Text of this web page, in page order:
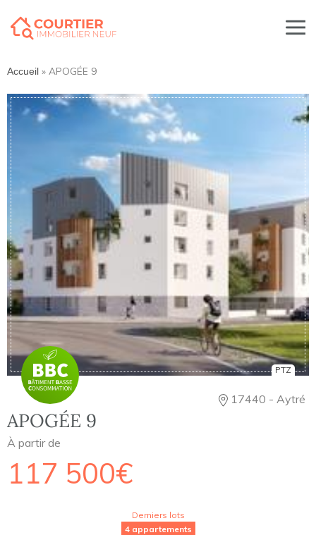
Accueil » APOGÉE 9
PTZ
17440 - Aytré
APOGÉE 9
À partir de
117 500€
Derniers lots
4 appartements